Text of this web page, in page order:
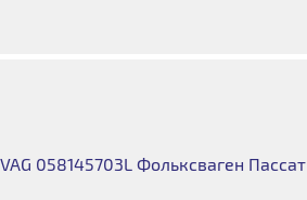
058145703L Фольксваген Пассат